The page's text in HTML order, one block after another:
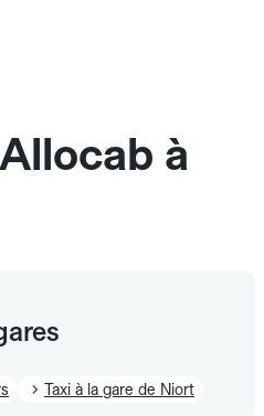
à
Taxi à la gare de Niort